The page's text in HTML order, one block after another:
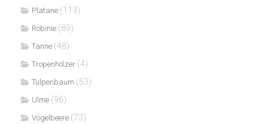
Platane (113)
Robinie (83)
Tanne (48)
Tropenhölzer (4)
Tulpenbaum (53)
Ulme (96)
Vogelbeere (73)